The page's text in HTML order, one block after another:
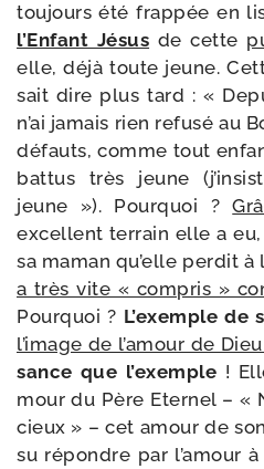
tou­jours été frap­pée en
l’Enfant Jésus de cette
elle, déjà toute jeune.
sait dire plus tard : «
n’ai jamais rien refu­sé au
défauts, comme tout
bat­tus très jeune
jeune »). Pourquoi ?
excellent ter­rain elle a eu,
sa maman qu’elle per­dit à
a très vite « com­pris »
Pourquoi ? L’exemple de
l’i­mage de l’a­mour de
sance que l’exemple !
mour du Père Eternel – «
cieux » – cet amour de
su répondre par l’a­mour